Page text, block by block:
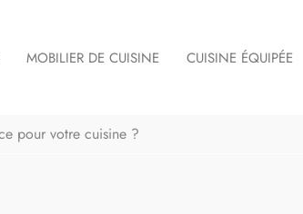
MOBILIER DE CUISINE CUISINE ÉQUIPÉE
pour votre cuisine ?